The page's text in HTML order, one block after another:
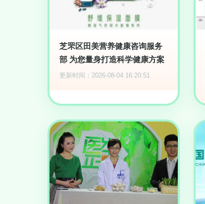
芝罘区田美营养健康咨询服务
部 为您量身打造科学健康方案
更新时间：2026-08-04 16:20:51